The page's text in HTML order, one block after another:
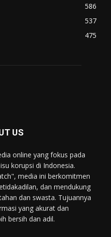
586
537
475
US
online yang fokus pada
korupsi di Indonesia.
media ini berkomitmen
dan mendukung
dan swasta. Tujuannya
yang akurat dan
bersih dan adil.